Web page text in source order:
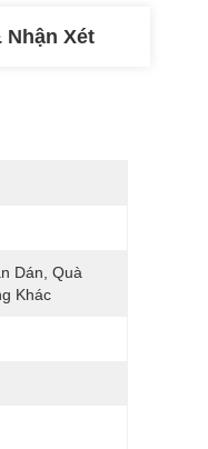
Nhận Xét
Dán, Quà
Khác